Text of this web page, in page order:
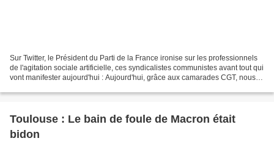
Sur Twitter, le Président du Parti de la France ironise sur les professionnels
de l'agitation sociale artificielle, ces syndicalistes communistes avant tout qui
vont manifester aujourd'hui : Aujourd'hui, grâce aux camarades CGT, nous
Toulouse : Le bain de foule de Macron était
bidon